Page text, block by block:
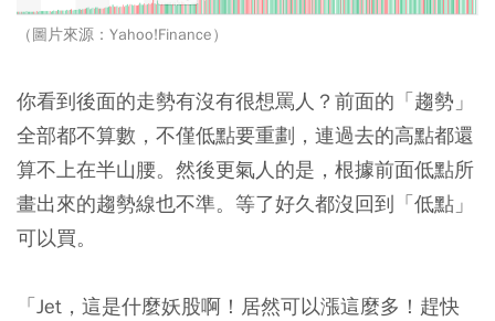
（圖片來源：Yahoo!Finance）
你看到後面的走勢有沒有很想罵人？前面的「趨勢」
全部都不算數，不僅低點要重劃，連過去的高點都還
算不上在半山腰。然後更氣人的是，根據前面低點所
畫出來的趨勢線也不準。等了好久都沒回到「低點」
可以買。
「Jet，這是什麼妖股啊！居然可以漲這麼多！趕快